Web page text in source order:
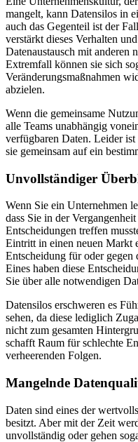
mangelt, kann Datensilos in
auch das Gegenteil ist der
verstärkt dieses Verhalten
Datenaustausch mit anderen
Extremfall können sie sich
Veränderungsmaßnahmen
abzielen.
Wenn die gemeinsame
alle Teams unabhängig
verfügbaren Daten. Leider
sie gemeinsam auf ein
Unvollständiger
Wenn Sie ein Unternehmen
dass Sie in der
Entscheidungen treffen
Eintritt in einen neuen Markt
Entscheidung für oder gegen
Eines haben diese
Sie über alle notwendigen
Datensilos erschweren es
sehen, da diese lediglich
nicht zum gesamten
schafft Raum für schlechte
verheerenden Folgen.
Mangelnde
Daten sind eines der
besitzt. Aber mit der Zeit
unvollständig oder gehen